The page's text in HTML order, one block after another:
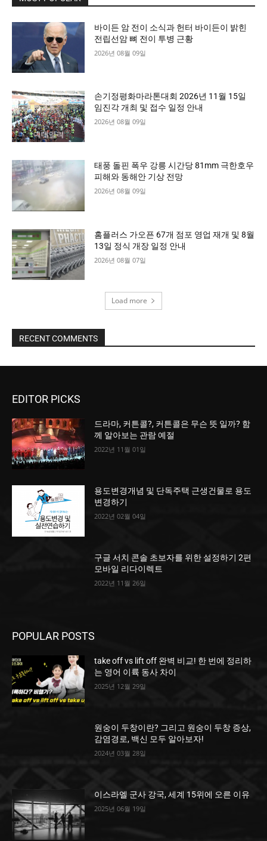
바이든 암 전이 소식과 헌터 바이든이 밝힌
전립선암 뼈 전이 투병 근황
2026년 08월 09일
손기정평화마라톤대회 2026년 11월 15일
임진각 개최 및 접수 일정 안내
2026년 08월 09일
태풍 돌핀 폭우 강릉 시간당 81mm 극한호우
피해와 동해안 기상 전망
2026년 08월 09일
홈플러스 가오픈 67개 점포 영업 재개 및 8월
13일 정식 개장 일정 안내
2026년 08월 07일
Load more
RECENT COMMENTS
EDITOR PICKS
드라마, 커튼콜?, 커튼콜은 무슨 뜻 일까? 함
께 알아보는 관람 예절
2022년 11월 01일
용도변경개념 및 단독주택 근생건물로 용도
변경하기
2022년 02월 04일
구글 서치 콘솔 초보자를 위한 설정하기 2편
모바일 리다이렉트
2022년 11월 26일
POPULAR POSTS
take off vs lift off 완벽 비교! 한 번에 정리하
는 영어 이륙 동사 차이
2025년 12월 29일
원숭이 두창이란? 그리고 원숭이 두창 증상,
감염경로, 백신 모두 알아보자!
2024년 03월 28일
이스라엘 군사 강국, 세계 15위에 오른 이유
2025년 06월 19일